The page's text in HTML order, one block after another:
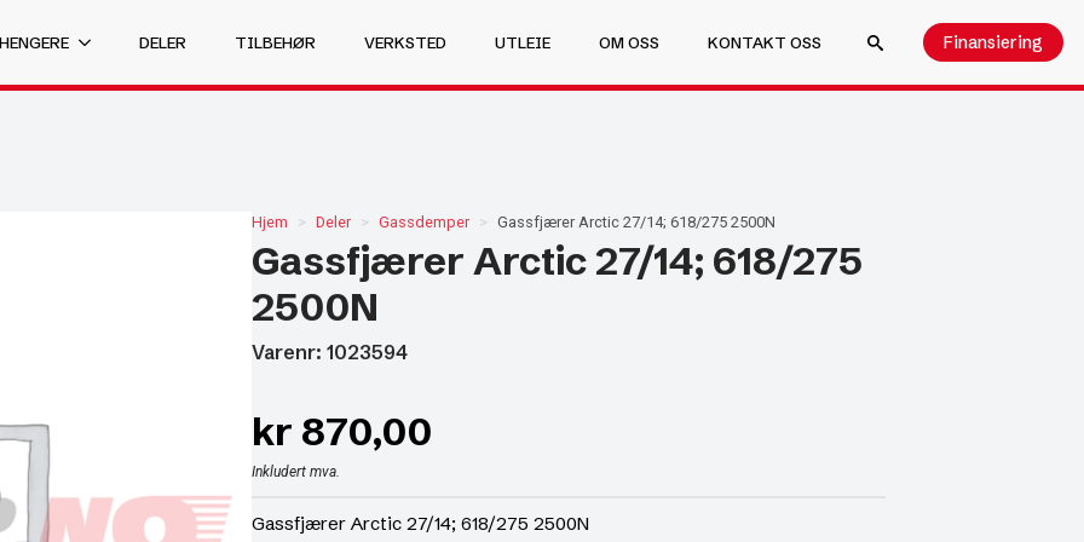
DELER TILBEHØR VERKSTED UTLEIE OM OSS
KONTAKT OSS
Finansiering
Hjem Deler Gassdemper Gassfjærer Arctic 27/14; 618/275 2500N
Gassfjærer Arctic 27/14; 618/275
2500N
Varenr: 1023594
kr 870,00
Inkludert mva.
Gassfjærer Arctic 27/14; 618/275 2500N